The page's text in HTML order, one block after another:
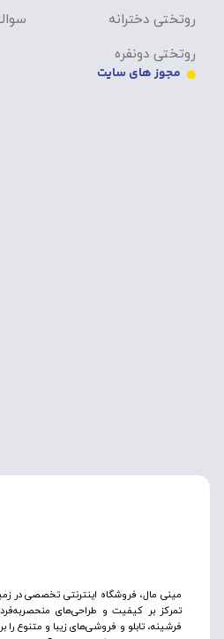
روتختی دخترانه
روتختی دونفره
مجوز های سایت
مینی مال، فروشگاه اینترنتی تخصصی در
تمرکز بر کیفیت و طراحی‌های
فرشینه، تابلو و فروشی‌های زیبا و متنوع